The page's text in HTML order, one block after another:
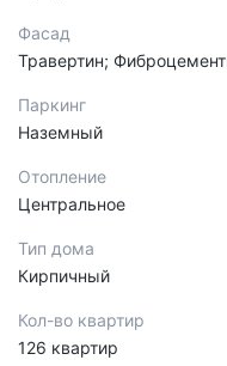
Фасад
Травертин;
Паркинг
Наземный
Отопление
Центральное
Тип дома
Кирпичный
Кол-во квартир
126 квартир